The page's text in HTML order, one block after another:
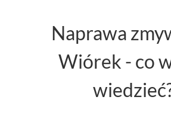
Naprawa
Wiórek - co